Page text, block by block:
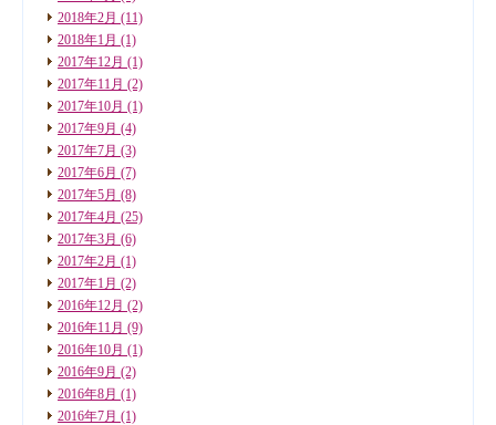
2018年2月 (11)
2018年1月 (1)
2017年12月 (1)
2017年11月 (2)
2017年10月 (1)
2017年9月 (4)
2017年7月 (3)
2017年6月 (7)
2017年5月 (8)
2017年4月 (25)
2017年3月 (6)
2017年2月 (1)
2017年1月 (2)
2016年12月 (2)
2016年11月 (9)
2016年10月 (1)
2016年9月 (2)
2016年8月 (1)
2016年7月 (1)